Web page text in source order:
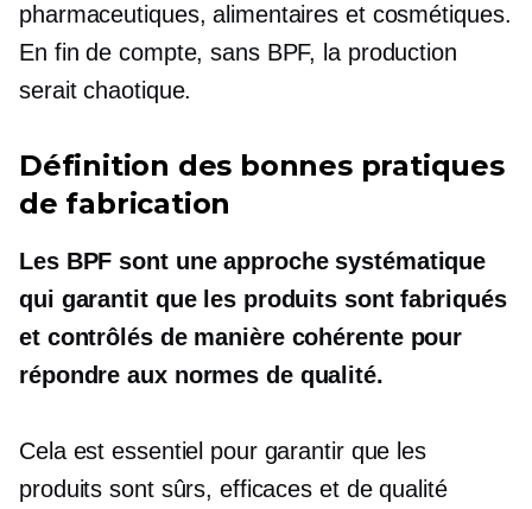
pharmaceutiques, alimentaires et cosmétiques.
En fin de compte, sans BPF, la production
serait chaotique.
Définition des bonnes pratiques
de fabrication
Les BPF sont une approche systématique
qui garantit que les produits sont fabriqués
et contrôlés de manière cohérente pour
répondre aux normes de qualité.
Cela est essentiel pour garantir que les
produits sont sûrs, efficaces et de qualité